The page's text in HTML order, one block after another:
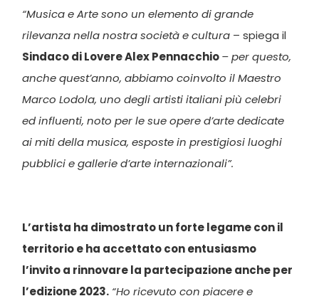
“Musica e Arte sono un elemento di grande
rilevanza nella nostra società e cultura – spiega il
Sindaco di Lovere Alex Pennacchio– per questo,
anche quest’anno, abbiamo coinvolto il Maestro
Marco Lodola, uno degli artisti italiani più celebri
ed influenti, noto per le sue opere d’arte dedicate
ai miti della musica, esposte in prestigiosi luoghi
pubblici e gallerie d’arte internazionali”.
L’artista ha dimostrato un forte legame con il
territorio e ha accettato con entusiasmo
l’invito a rinnovare la partecipazione anche per
l’edizione 2023. “Ho ricevuto con piacere e